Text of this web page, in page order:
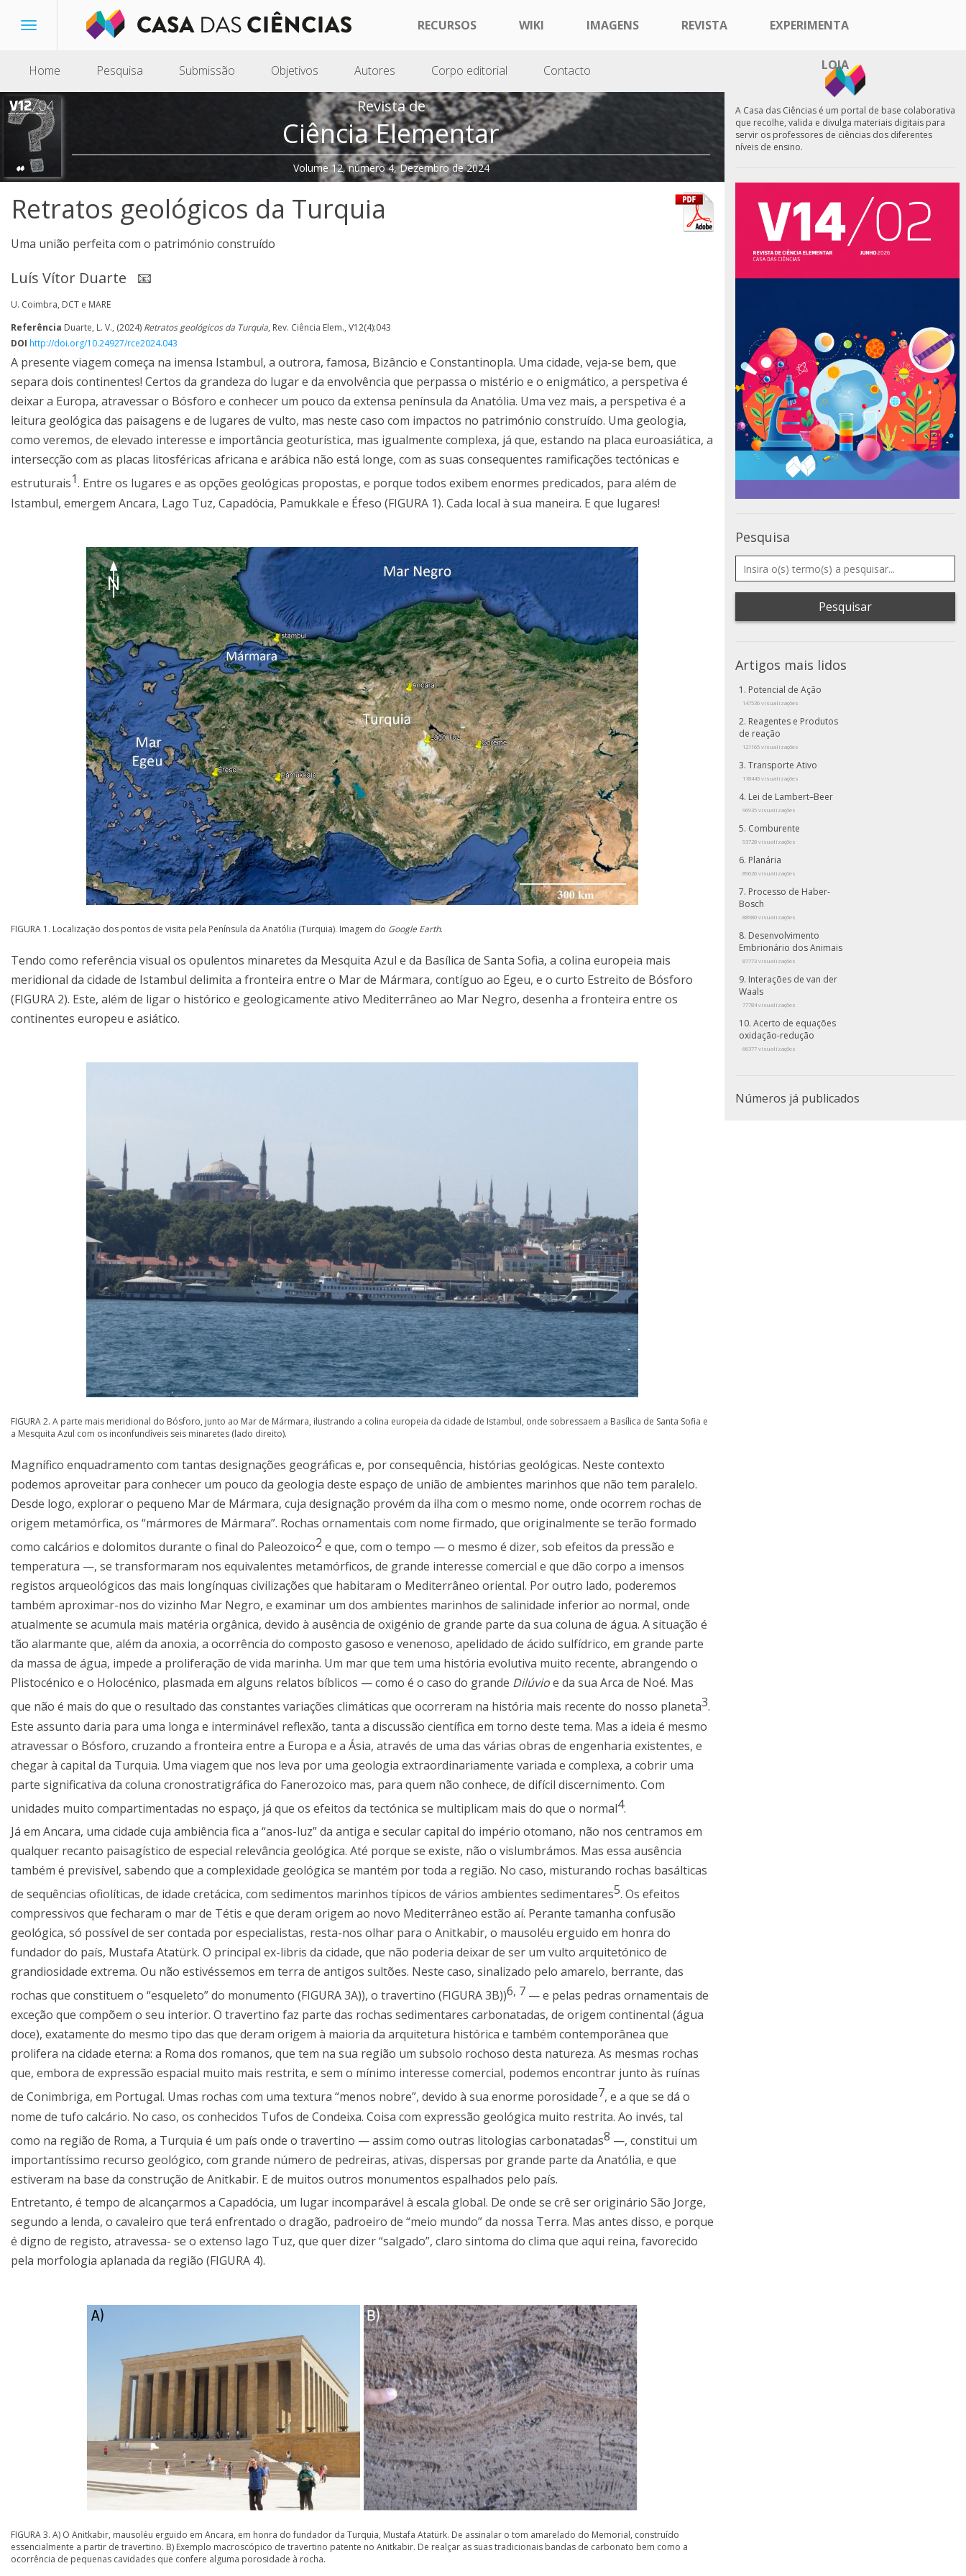
Toggle
RECURSOS WIKI IMAGENS REVISTA EXPERIMENTA
LOJA
Home Pesquisa Submissão Objetivos Autores Corpo editorial Contacto
Revista de
Ciência Elementar
Volume 12, número 4, Dezembro de 2024
Retratos geológicos da Turquia
Uma união perfeita com o património construído
Luís Vítor Duarte 📧
U. Coimbra, DCT e MARE
Referência Duarte, L. V., (2024) Retratos geológicos da Turquia, Rev. Ciência Elem., V12(4):043
DOI http://doi.org/10.24927/rce2024.043
A presente viagem começa na imensa Istambul, a outrora, famosa, Bizâncio e Constantinopla. Uma cidade, veja-se bem, que
separa dois continentes! Certos da grandeza do lugar e da envolvência que perpassa o mistério e o enigmático, a perspetiva é
deixar a Europa, atravessar o Bósforo e conhecer um pouco da extensa península da Anatólia. Uma vez mais, a perspetiva é a
leitura geológica das paisagens e de lugares de vulto, mas neste caso com impactos no património construído. Uma geologia,
como veremos, de elevado interesse e importância geoturística, mas igualmente complexa, já que, estando na placa euroasiática, a
intersecção com as placas litosféricas africana e arábica não está longe, com as suas consequentes ramificações tectónicas e
estruturais1. Entre os lugares e as opções geológicas propostas, e porque todos exibem enormes predicados, para além de
Istambul, emergem Ancara, Lago Tuz, Capadócia, Pamukkale e Éfeso (FIGURA 1). Cada local à sua maneira. E que lugares!
FIGURA 1. Localização dos pontos de visita pela Península da Anatólia (Turquia). Imagem do Google Earth.
Tendo como referência visual os opulentos minaretes da Mesquita Azul e da Basílica de Santa Sofia, a colina europeia mais
meridional da cidade de Istambul delimita a fronteira entre o Mar de Mármara, contíguo ao Egeu, e o curto Estreito de Bósforo
(FIGURA 2). Este, além de ligar o histórico e geologicamente ativo Mediterrâneo ao Mar Negro, desenha a fronteira entre os
continentes europeu e asiático.
FIGURA 2. A parte mais meridional do Bósforo, junto ao Mar de Mármara, ilustrando a colina europeia da cidade de Istambul, onde sobressaem a Basílica de Santa Sofia e
a Mesquita Azul com os inconfundíveis seis minaretes (lado direito).
Magnífico enquadramento com tantas designações geográficas e, por consequência, histórias geológicas. Neste contexto
podemos aproveitar para conhecer um pouco da geologia deste espaço de união de ambientes marinhos que não tem paralelo.
Desde logo, explorar o pequeno Mar de Mármara, cuja designação provém da ilha com o mesmo nome, onde ocorrem rochas de
origem metamórfica, os “mármores de Mármara”. Rochas ornamentais com nome firmado, que originalmente se terão formado
como calcários e dolomitos durante o final do Paleozoico2 e que, com o tempo — o mesmo é dizer, sob efeitos da pressão e
temperatura —, se transformaram nos equivalentes metamórficos, de grande interesse comercial e que dão corpo a imensos
registos arqueológicos das mais longínquas civilizações que habitaram o Mediterrâneo oriental. Por outro lado, poderemos
também aproximar-nos do vizinho Mar Negro, e examinar um dos ambientes marinhos de salinidade inferior ao normal, onde
atualmente se acumula mais matéria orgânica, devido à ausência de oxigénio de grande parte da sua coluna de água. A situação é
tão alarmante que, além da anoxia, a ocorrência do composto gasoso e venenoso, apelidado de ácido sulfídrico, em grande parte
da massa de água, impede a proliferação de vida marinha. Um mar que tem uma história evolutiva muito recente, abrangendo o
Plistocénico e o Holocénico, plasmada em alguns relatos bíblicos — como é o caso do grande Dilúvioe da sua Arca de Noé. Mas
que não é mais do que o resultado das constantes variações climáticas que ocorreram na história mais recente do nosso planeta3.
Este assunto daria para uma longa e interminável reflexão, tanta a discussão científica em torno deste tema. Mas a ideia é mesmo
atravessar o Bósforo, cruzando a fronteira entre a Europa e a Ásia, através de uma das várias obras de engenharia existentes, e
chegar à capital da Turquia. Uma viagem que nos leva por uma geologia extraordinariamente variada e complexa, a cobrir uma
parte significativa da coluna cronostratigráfica do Fanerozoico mas, para quem não conhece, de difícil discernimento. Com
unidades muito compartimentadas no espaço, já que os efeitos da tectónica se multiplicam mais do que o normal4.
Já em Ancara, uma cidade cuja ambiência fica a “anos-luz” da antiga e secular capital do império otomano, não nos centramos em
qualquer recanto paisagístico de especial relevância geológica. Até porque se existe, não o vislumbrámos. Mas essa ausência
também é previsível, sabendo que a complexidade geológica se mantém por toda a região. No caso, misturando rochas basálticas
de sequências ofiolíticas, de idade cretácica, com sedimentos marinhos típicos de vários ambientes sedimentares5. Os efeitos
compressivos que fecharam o mar de Tétis e que deram origem ao novo Mediterrâneo estão aí. Perante tamanha confusão
geológica, só possível de ser contada por especialistas, resta-nos olhar para o Anitkabir, o mausoléu erguido em honra do
fundador do país, Mustafa Atatürk. O principal ex-libris da cidade, que não poderia deixar de ser um vulto arquitetónico de
grandiosidade extrema. Ou não estivéssemos em terra de antigos sultões. Neste caso, sinalizado pelo amarelo, berrante, das
rochas que constituem o “esqueleto” do monumento (FIGURA 3A)), o travertino (FIGURA 3B))6, 7 — e pelas pedras ornamentais de
exceção que compõem o seu interior. O travertino faz parte das rochas sedimentares carbonatadas, de origem continental (água
doce), exatamente do mesmo tipo das que deram origem à maioria da arquitetura histórica e também contemporânea que
prolifera na cidade eterna: a Roma dos romanos, que tem na sua região um subsolo rochoso desta natureza. As mesmas rochas
que, embora de expressão espacial muito mais restrita, e sem o mínimo interesse comercial, podemos encontrar junto às ruínas
de Conimbriga, em Portugal. Umas rochas com uma textura “menos nobre”, devido à sua enorme porosidade7, e a que se dá o
nome de tufo calcário. No caso, os conhecidos Tufos de Condeixa. Coisa com expressão geológica muito restrita. Ao invés, tal
como na região de Roma, a Turquia é um país onde o travertino — assim como outras litologias carbonatadas8 —, constitui um
importantíssimo recurso geológico, com grande número de pedreiras, ativas, dispersas por grande parte da Anatólia, e que
estiveram na base da construção de Anitkabir. E de muitos outros monumentos espalhados pelo país.
Entretanto, é tempo de alcançarmos a Capadócia, um lugar incomparável à escala global. De onde se crê ser originário São Jorge,
segundo a lenda, o cavaleiro que terá enfrentado o dragão, padroeiro de “meio mundo” da nossa Terra. Mas antes disso, e porque
é digno de registo, atravessa- se o extenso lago Tuz, que quer dizer “salgado”, claro sintoma do clima que aqui reina, favorecido
pela morfologia aplanada da região (FIGURA 4).
FIGURA 3. A) O Anitkabir, mausoléu erguido em Ancara, em honra do fundador da Turquia, Mustafa Atatürk. De assinalar o tom amarelado do Memorial, construído
essencialmente a partir de travertino. B) Exemplo macroscópico de travertino patente no Anitkabir. De realçar as suas tradicionais bandas de carbonato bem como a
ocorrência de pequenas cavidades que confere alguma porosidade à rocha.
A Casa das Ciências é um portal de base colaborativa
que recolhe, valida e divulga materiais digitais para
servir os professores de ciências dos diferentes
níveis de ensino.
Pesquisa
Pesquisar
Artigos mais lidos
Potencial de Ação
147536 visualizações
Reagentes e Produtos
de reação
121165 visualizações
Transporte Ativo
118443 visualizações
Lei de Lambert–Beer
96935 visualizações
Comburente
93728 visualizações
Planária
89626 visualizações
Processo de Haber-
Bosch
88980 visualizações
Desenvolvimento
Embrionário dos Animais
87773 visualizações
Interações de van der
Waals
77784 visualizações
Acerto de equações
oxidação-redução
66377 visualizações
Números já publicados